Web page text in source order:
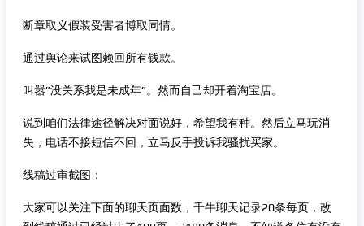
断章取义假装受害者博取同情。
通过舆论来试图赖回所有钱款。
叫嚣”没关系我是未成年”。然而自己却开着淘宝店。
说到咱们法律途径解决对面说好，希望我有种。然后立马玩消
失，电话不接短信不回，立马反手投诉我骚扰买家。
线稿过审截图：
大家可以关注下面的聊天页面数，千牛聊天记录20条每页，改